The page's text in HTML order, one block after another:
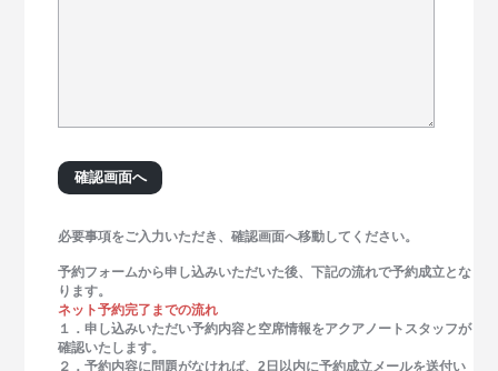
必要事項をご入力いただき、確認画面へ移動してください。
予約フォームから申し込みいただいた後、下記の流れで予約成立とな
ります。
ネット予約完了までの流れ
１．申し込みいただい予約内容と空席情報をアクアノートスタッフが
確認いたします。
２．予約内容に問題がなければ、2日以内に予約成立メールを送付い